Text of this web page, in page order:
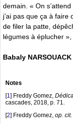
demain. « On
j’ai pas que ça à faire
de filer la patte,
légumes à éplucher »,
Babaly NARSOUACK
Notes
[1] Freddy Gomez,
cascades, 2018, p. 71.
[2] Freddy Gomez, op. cit.